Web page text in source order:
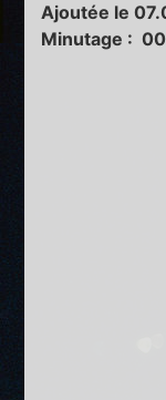
Ajoutée le
Minutage :